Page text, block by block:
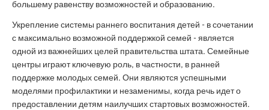
большему равенству возможностей и образованию.
Укрепление системы раннего воспитания детей - в сочетании
с максимально возможной поддержкой семей - является
одной из важнейших целей правительства штата. Семейные
центры играют ключевую роль, в частности, в ранней
поддержке молодых семей. Они являются успешными
моделями профилактики и незаменимы, когда речь идет о
предоставлении детям наилучших стартовых возможностей.